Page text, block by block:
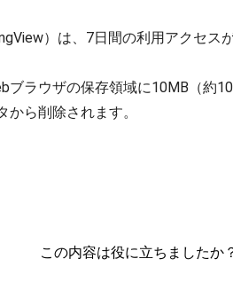
）は、7日間の利用アクセス
ブラウザの保存領域に10MB（約
この内容は役に立ちましたか